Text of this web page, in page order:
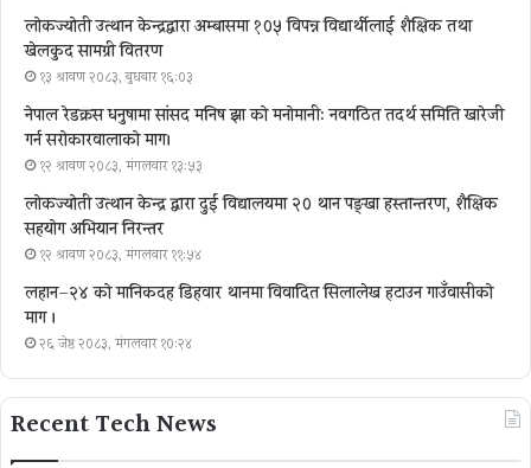
लोकज्योती उत्थान केन्द्रद्वारा अम्बासमा १०५ विपन्न विद्यार्थीलाई शैक्षिक तथा
खेलकुद सामग्री वितरण
१३ श्रावण २०८३, बुधबार १६:०३
नेपाल रेडक्रस धनुषामा सांसद मनिष झा को मनोमानी: नवगठित तदर्थ समिति खारेजी
गर्न सरोकारवालाको माग।
१२ श्रावण २०८३, मंगलवार १३:५३
लोकज्योती उत्थान केन्द्र द्वारा दुई विद्यालयमा २० थान पङ्खा हस्तान्तरण, शैक्षिक
सहयोग अभियान निरन्तर
१२ श्रावण २०८३, मंगलवार ११:५४
लहान–२४ को मानिकदह डिहवार थानमा विवादित सिलालेख हटाउन गाउँवासीको
माग ।
२६ जेष्ठ २०८३, मंगलवार १०:२४
Recent Tech News